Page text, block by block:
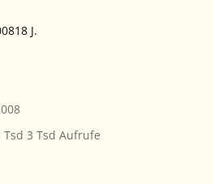
18 J.
3 Tsd Aufrufe